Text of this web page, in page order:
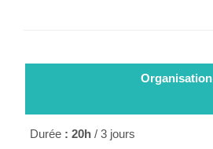
Organisation
Durée: 20h / 3 jours